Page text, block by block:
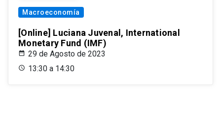
Macroeconomía
[Online] Luciana Juvenal, International
Monetary Fund (IMF)
29 de Agosto de 2023
13:30 a 14:30